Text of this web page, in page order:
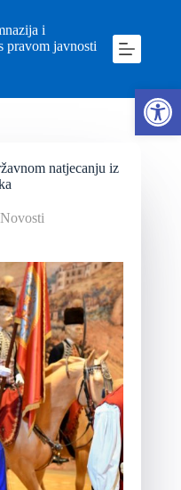
i
pravom javnosti
natjecanju iz
Novosti